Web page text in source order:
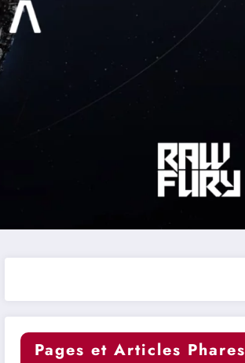
Pages et Articles Phares